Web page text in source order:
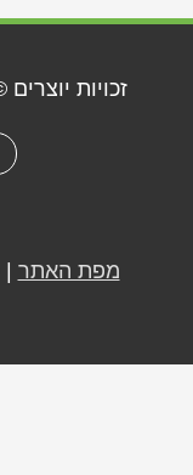
זכויות יוצרים ©
מפת האתר